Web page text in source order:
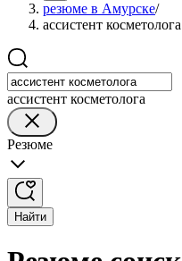
резюме в Амурске/
ассистент косметолога
ассистент косметолога
Резюме
Найти